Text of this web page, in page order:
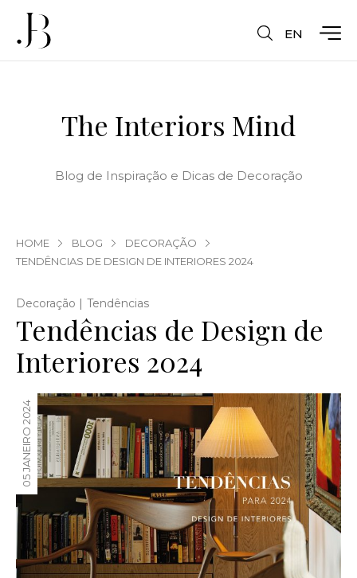
EN
The Interiors Mind
Blog de Inspiração e Dicas de Decoração
HOME BLOG
DECORAÇÃO
TENDÊNCIAS DE DESIGN DE INTERIORES 2024
Decoração | Tendências
Tendências de Design de
Interiores 2024
05 JANEIRO 2024